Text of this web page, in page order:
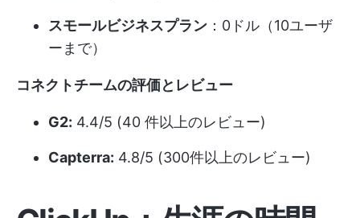
スモールビジネスプラン ：0ドル（10ユーザ
ーまで）
コネクトチームの評価とレビュー
G2: 4.4/5 (40 件以上のレビュー)
Capterra: 4.8/5 (300件以上のレビュー)